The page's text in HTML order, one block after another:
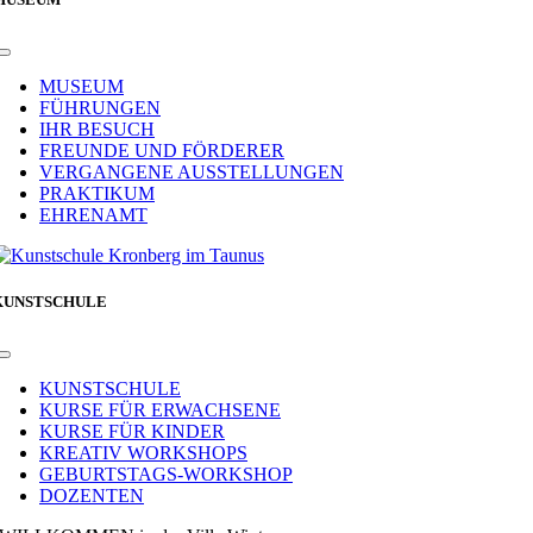
Toggle
NavigationMUSEUM
FÜHRUNGEN
IHR BESUCH
FREUNDE UND FÖRDERER
VERGANGENE AUSSTELLUNGEN
PRAKTIKUM
EHRENAMT
Toggle
NavigationKUNSTSCHULE
KURSE FÜR ERWACHSENE
KURSE FÜR KINDER
KREATIV WORKSHOPS
GEBURTSTAGS-WORKSHOP
DOZENTEN